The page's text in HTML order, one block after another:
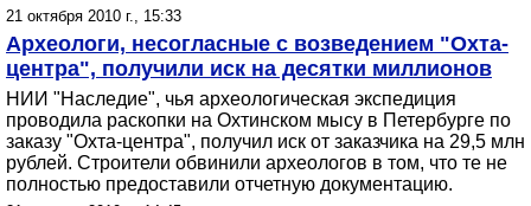
21 октября 2010 г., 15:33
Археологи, несогласные с возведением "Охта-
центра", получили иск на десятки миллионов
НИИ "Наследие", чья археологическая экспедиция
проводила раскопки на Охтинском мысу в Петербурге по
заказу "Охта-центра", получил иск от заказчика на 29,5 млн
рублей. Строители обвинили археологов в том, что те не
полностью предоставили отчетную документацию.